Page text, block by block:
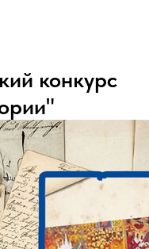
конкурс